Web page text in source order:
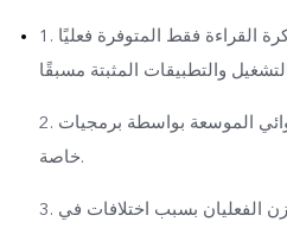
1. ذاكرة الوصول العشوائي/ذاكرة القراءة فقط المتوفرة فعليًا
2. تعمل ذاكرة الوصول العشوائي الموسعة بواسطة برمجيات
خاصة.
3. قد تختلف الأبعاد والوزن الفعليان بسبب اختلافات في